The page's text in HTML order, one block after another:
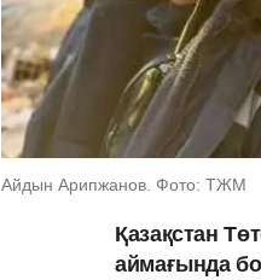
Айдын Арипжанов. Фото: ТЖМ
Қазақстан
аймағында